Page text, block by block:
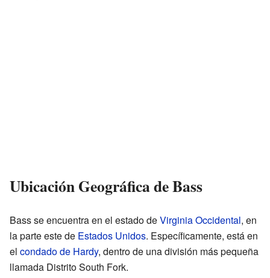
Ubicación Geográfica de Bass
Bass se encuentra en el estado deVirginia Occidental, en
la parte este de Estados Unidos. Específicamente, está en
el condado de Hardy, dentro de una división más pequeña
llamada Distrito South Fork.